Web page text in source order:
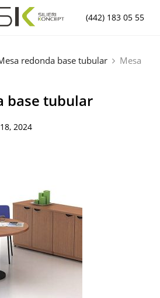
(442) 183 05 55
redonda base tubular
Mesa
base tubular
2024